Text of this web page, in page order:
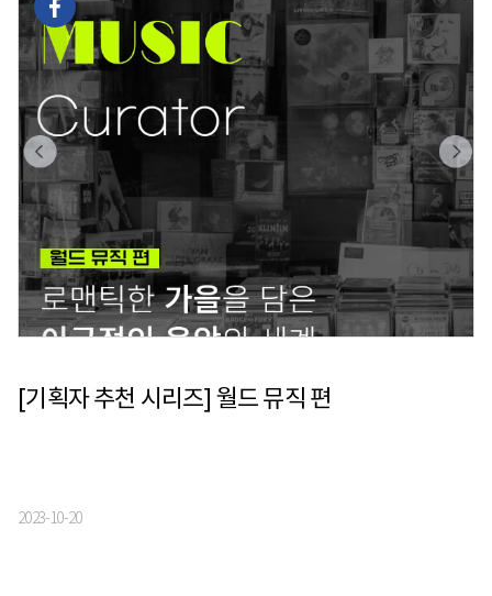
[기획자 추천 시리즈] 월드 뮤직 편
2023-10-20